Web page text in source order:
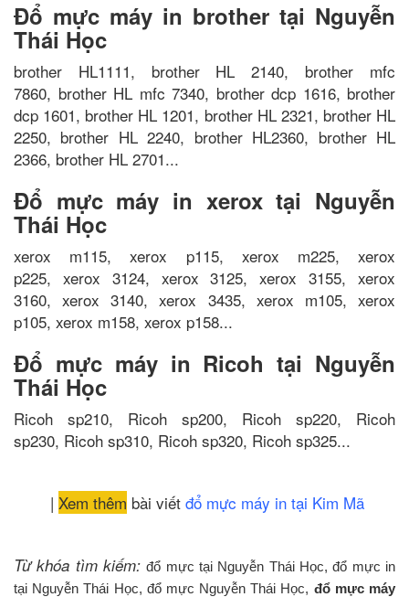
Đổ mực máy in brother tại Nguyễn
Thái Học
brother HL1111, brother HL 2140, brother mfc
7860, brother HL mfc 7340, brother dcp 1616, brother
dcp 1601, brother HL 1201, brother HL 2321, brother HL
2250, brother HL 2240, brother HL2360, brother HL
2366, brother HL 2701...
Đổ mực máy in xerox tại Nguyễn
Thái Học
xerox m115, xerox p115, xerox m225, xerox
p225, xerox 3124, xerox 3125, xerox 3155, xerox
3160, xerox 3140, xerox 3435, xerox m105, xerox
p105, xerox m158, xerox p158...
Đổ mực máy in Ricoh tại Nguyễn
Thái Học
Ricoh sp210, Ricoh sp200, Ricoh sp220, Ricoh
sp230, Ricoh sp310, Ricoh sp320, Ricoh sp325...
| Xem thêm bài viết đổ mực máy in tại Kim Mã
Từ khóa tìm kiếm: đổ mực tại Nguyễn Thái Học, đổ mực in
tại Nguyễn Thái Học, đổ mực Nguyễn Thái Học, đổ mực máy